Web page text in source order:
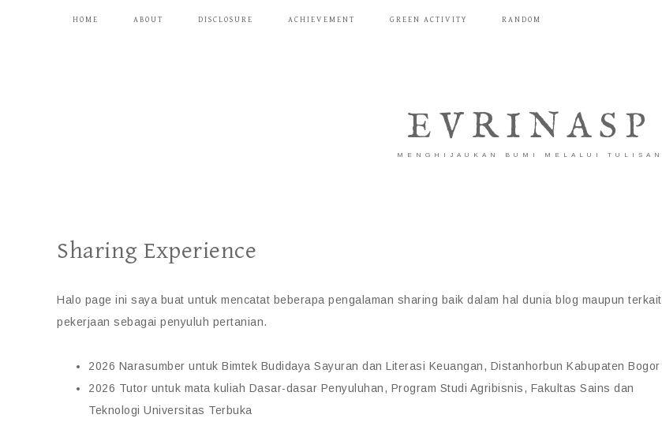
HOME ABOUT DISCLOSURE ACHIEVEMENT GREEN ACTIVITY RANDOM
EVRINASP
MENGHIJAUKAN BUMI MELALUI TULISAN
Sharing Experience
Halo page ini saya buat untuk mencatat beberapa pengalaman sharing baik dalam hal dunia blog maupun terkait
pekerjaan sebagai penyuluh pertanian.
2026 Narasumber untuk Bimtek Budidaya Sayuran dan Literasi Keuangan, Distanhorbun Kabupaten Bogor
2026 Tutor untuk mata kuliah Dasar-dasar Penyuluhan, Program Studi Agribisnis, Fakultas Sains dan
Teknologi Universitas Terbuka